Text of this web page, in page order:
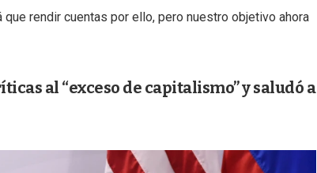
que rendir cuentas por ello, pero nuestro objetivo ahora
al “exceso de capitalismo” y saludó a